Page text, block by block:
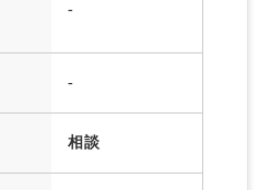
-
-
相談